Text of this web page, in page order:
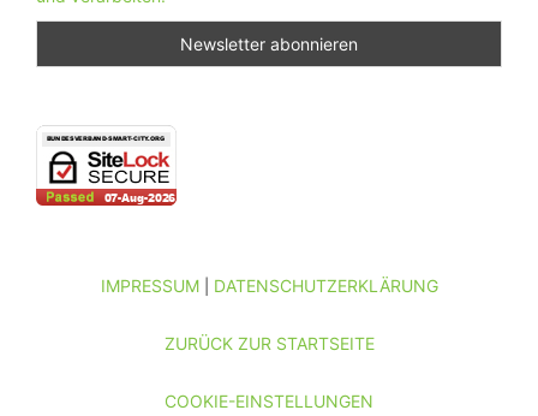
IMPRESSUM| DATENSCHUTZERKLÄRUNG
ZURÜCK ZUR STARTSEITE
COOKIE-EINSTELLUNGEN